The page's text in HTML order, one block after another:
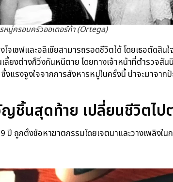
หมู่ครอบครัวออเตอร์ก้า (Ortega)
โจเซฟและอลิเชียสามารถรอดชีวิตได้ โดยเธอตัด
ยงต่างก็วิ่งกันหนีตาย โดยทางเจ้าหน้าที่ตำรวจสั
งแรงจูงใจจากการสังหารหมู่ในครั้งนี้ น่าจะมาจ
ชิ้นสุดท้าย เปลี่ยนชีวิตไป
ปี ถูกตั้งข้อหาฆาตกรรมโดยเจตนาและวางเพลิงใ